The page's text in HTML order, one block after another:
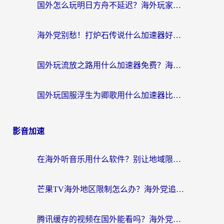
国外怎么玩明日方舟不延迟？海外玩家国服游戏加速终极指南（附DNF梦幻诛仙解决方案）
海外党别愁！打炉石传说什么加速器好用？3个实用技巧解决国服游戏卡顿
国外玩流放之路用什么加速器免费？海外党亲测有效的国服游戏加速指南
国外玩国服浮生为卿歌用什么加速器比较好？海外党亲测不踩坑指南
影音加速
在海外听音乐用什么软件？别让地域限制断了你的华语歌单
芒果TV海外地区限制怎么办？海外党追剧看片的实用加速器选择指南
腾讯缓存的视频在国外能看吗？海外党追剧看片的终极解决方案